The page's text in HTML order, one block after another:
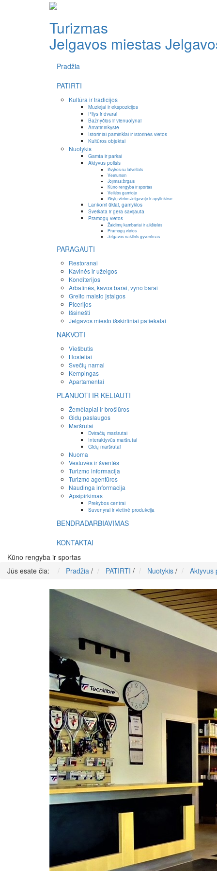
Turizmas
Jelgavos miestas
Pradžia
PATIRTI
Kultūra ir tradicijos
Muziejai ir ekspozicijos
Pilys ir dvarai
Bažnyčios ir vienuolynai
Amatininkystė
Istoriniai paminklai ir istorinės vietos
Kultūros objektai
Nuotykis
Gamta ir parkai
Aktyvus poilsis
Išvykos su laiveliais
Veeturism
Jojimas žirgais
Kūno rengyba ir sportas
Veiklos gamtoje
Iškylų vietos Jelgavoje ir apylinkėse
Lankomi ūkiai, gamyklos
Sveikata ir gera savijauta
Pramogų vietos
Žaidimų kambariai ir aikštelės
Pramogų vietos
Jelgavos naktinis gyvenimas
PARAGAUTI
Restoranai
Kavinės ir užeigos
Konditerijos
Arbatinės, kavos barai, vyno barai
Greito maisto įstaigos
Picerijos
Išsinešti
Jelgavos miesto išskirtiniai patiekalai
NAKVOTI
Viešbutis
Hosteliai
Svečių namai
Kempingas
Apartamentai
PLANUOTI IR KELIAUTI
Žemėlapiai ir brošiūros
Gidų paslaugos
Maršrutai
Dviračių maršrutai
Interaktyvūs maršrutai
Gidų maršrutai
Nuoma
Vestuvės ir šventės
Turizmo informacija
Turizmo agentūros
Naudinga informacija
Apsipirkimas
Prekybos centrai
Suvenyrai ir vietinė produkcija
BENDRADARBIAVIMAS
KONTAKTAI
Kūno rengyba ir sportas
Jūs esate čia:
Pradžia / PATIRTI / Nuotykis / Aktyvus